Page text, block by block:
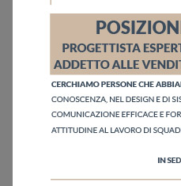
Ho letto l'informativa sulla